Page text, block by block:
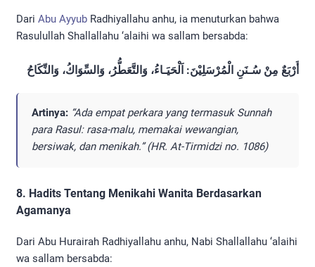
Dari Abu Ayyub Radhiyallahu anhu, ia menuturkan bahwa
Rasulullah Shallallahu ‘alaihi wa sallam bersabda:
أَرْبَعٌ مِنْ سُـنَنِ الْمُرْسَلِيْنَ: اَلْحَيَـاءُ، وَالتَّعَطُّرُ، وَالسِّوَاكُ، وَالنِّكَاحُ
Artinya: “Ada empat perkara yang termasuk Sunnah
para Rasul: rasa-malu, memakai wewangian,
bersiwak, dan menikah.” (HR. At-Tirmidzi no. 1086)
8. Hadits Tentang Menikahi Wanita Berdasarkan
Agamanya
Dari Abu Hurairah Radhiyallahu anhu, Nabi Shallallahu ‘alaihi
wa sallam bersabda: